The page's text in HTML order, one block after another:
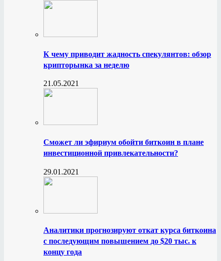
К чему приводит жадность спекулянтов: обзор
крипторынка за неделю
21.05.2021
Сможет ли эфириум обойти биткоин в плане
инвестиционной привлекательности?
29.01.2021
Аналитики прогнозируют откат курса биткоина
с последующим повышением до $20 тыс. к
концу года